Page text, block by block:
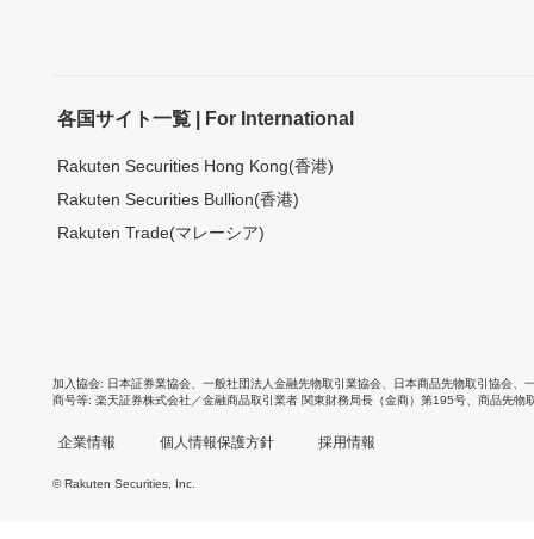
各国サイト一覧 | For International
Rakuten Securities Hong Kong(香港)
Rakuten Securities Bullion(香港)
Rakuten Trade(マレーシア)
加入協会 日本証券業協会 一般社団法人金融先物取引業協会 日本商品先物取引協会
商号等 楽天証券株式会社／金融商品取引業者 関東財務局長（金商）第195号、商品先物
企業情報 個人情報保護方針 採用情報
© Rakuten Securities, Inc.